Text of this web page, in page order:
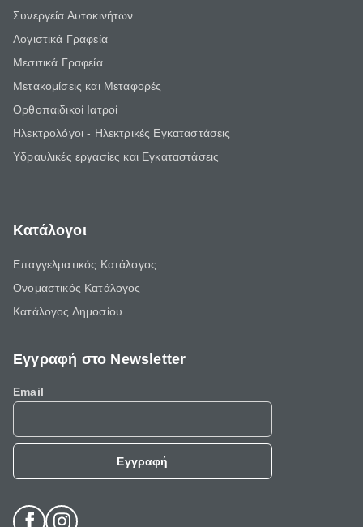
Συνεργεία Αυτοκινήτων
Λογιστικά Γραφεία
Μεσιτικά Γραφεία
Μετακομίσεις και Μεταφορές
Ορθοπαιδικοί Ιατροί
Ηλεκτρολόγοι - Ηλεκτρικές Εγκαταστάσεις
Υδραυλικές εργασίες και Εγκαταστάσεις
Κατάλογοι
Επαγγελματικός Κατάλογος
Ονομαστικός Κατάλογος
Κατάλογος Δημοσίου
Εγγραφή στο Newsletter
Email
Εγγραφή